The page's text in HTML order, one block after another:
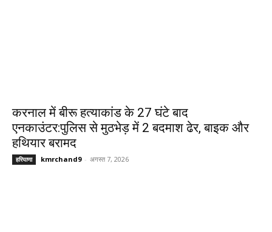
करनाल में बीरू हत्याकांड के 27 घंटे बाद
एनकाउंटर:पुलिस से मुठभेड़ में 2 बदमाश ढेर, बाइक और
हथियार बरामद
हरियाणा kmrchand9 - अगस्त 7, 2026